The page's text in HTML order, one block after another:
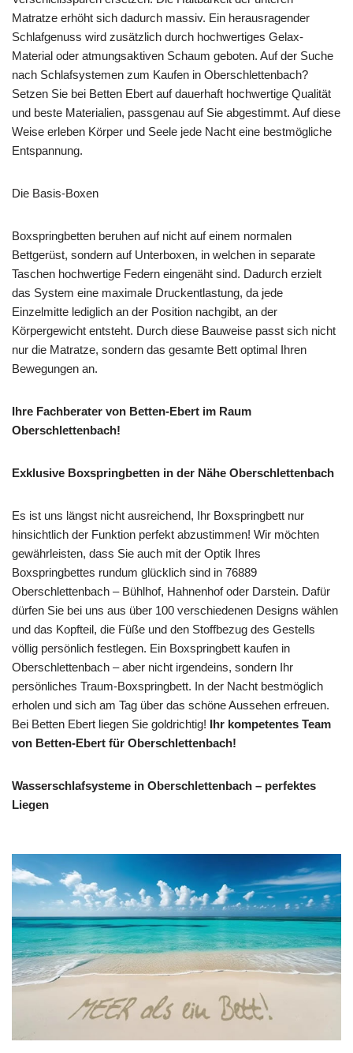
Matratze erhöht sich dadurch massiv. Ein herausragender
Schlafgenuss wird zusätzlich durch hochwertiges Gelax-
Material oder atmungsaktiven Schaum geboten. Auf der Suche
nach Schlafsystemen zum Kaufen in Oberschlettenbach?
Setzen Sie bei Betten Ebert auf dauerhaft hochwertige Qualität
und beste Materialien, passgenau auf Sie abgestimmt. Auf diese
Weise erleben Körper und Seele jede Nacht eine bestmögliche
Entspannung.
Die Basis-Boxen
Boxspringbetten beruhen auf nicht auf einem normalen
Bettgerüst, sondern auf Unterboxen, in welchen in separate
Taschen hochwertige Federn eingenäht sind. Dadurch erzielt
das System eine maximale Druckentlastung, da jede
Einzelmitte lediglich an der Position nachgibt, an der
Körpergewicht entsteht. Durch diese Bauweise passt sich nicht
nur die Matratze, sondern das gesamte Bett optimal Ihren
Bewegungen an.
Ihre Fachberater von Betten-Ebert im Raum
Oberschlettenbach!
Exklusive Boxspringbetten in der Nähe Oberschlettenbach
Es ist uns längst nicht ausreichend, Ihr Boxspringbett nur
hinsichtlich der Funktion perfekt abzustimmen! Wir möchten
gewährleisten, dass Sie auch mit der Optik Ihres
Boxspringbettes rundum glücklich sind in 76889
Oberschlettenbach – Bühlhof, Hahnenhof oder Darstein. Dafür
dürfen Sie bei uns aus über 100 verschiedenen Designs wählen
und das Kopfteil, die Füße und den Stoffbezug des Gestells
völlig persönlich festlegen. Ein Boxspringbett kaufen in
Oberschlettenbach – aber nicht irgendeins, sondern Ihr
persönliches Traum-Boxspringbett. In der Nacht bestmöglich
erholen und sich am Tag über das schöne Aussehen erfreuen.
Bei Betten Ebert liegen Sie goldrichtig! Ihr kompetentes Team
von Betten-Ebert für Oberschlettenbach!
Wasserschlafsysteme in Oberschlettenbach – perfektes
Liegen